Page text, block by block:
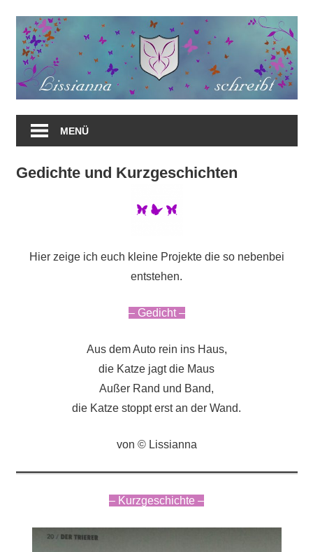
springen
MENÜ
Gedichte und Kurzgeschichten
Hier zeige ich euch kleine Projekte die so nebenbei
entstehen.
– Gedicht –
Aus dem Auto rein ins Haus,
die Katze jagt die Maus
Außer Rand und Band,
die Katze stoppt erst an der Wand.
von © Lissianna
– Kurzgeschichte –